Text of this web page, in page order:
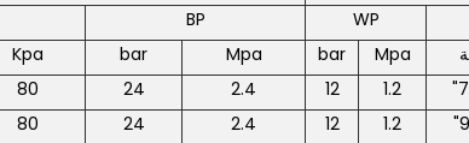
WP
BP
Mpa
bar
Mpa
bar
Kpa
1.2
12
2.4
24
80
1.2
12
2.4
24
80